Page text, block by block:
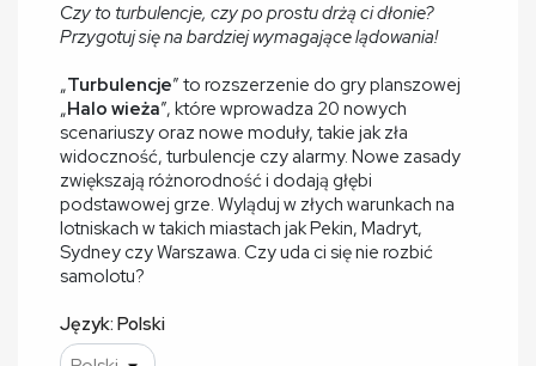
Czy to turbulencje, czy po prostu drżą ci dłonie?
Przygotuj się na bardziej wymagające lądowania!
„Turbulencje” to rozszerzenie do gry planszowej
„Halo wieża”, które wprowadza 20 nowych
scenariuszy oraz nowe moduły, takie jak zła
widoczność, turbulencje czy alarmy. Nowe zasady
zwiększają różnorodność i dodają głębi
podstawowej grze. Wyląduj w złych warunkach na
lotniskach w takich miastach jak Pekin, Madryt,
Sydney czy Warszawa. Czy uda ci się nie rozbić
samolotu?
Język: Polski